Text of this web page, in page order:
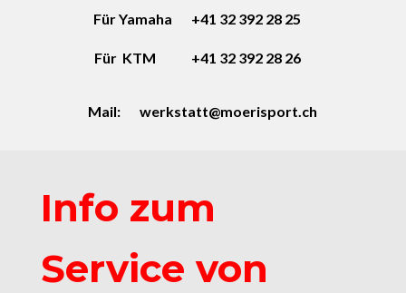
Für Yamaha +41 32 392 28 25
Für KTM +41 32 392 28 26
Mail: werkstatt@moerisport.ch
Info zum
Service von